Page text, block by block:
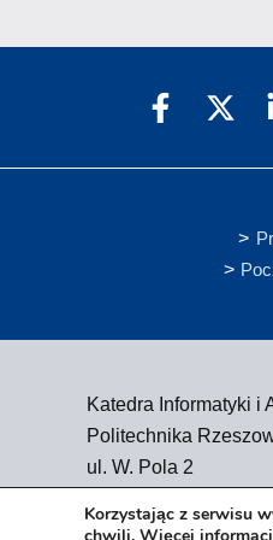
Katedra Informatyki i
Politechnika
ul. W. Pola 2
Korzystając z serwisu